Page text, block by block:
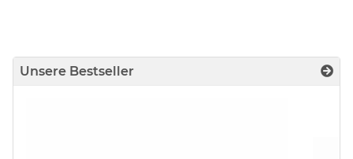
Unsere Bestseller